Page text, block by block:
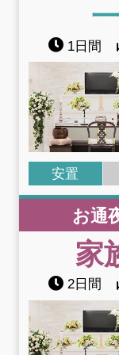
1日間
安置
お通
家
2日間